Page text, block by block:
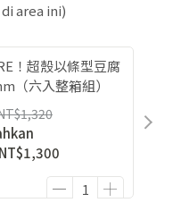
area ini)
！超殼以條型豆腐
（六入整箱組）
NT$1,300